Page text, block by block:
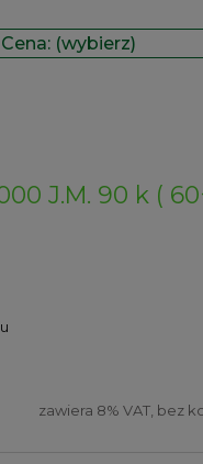
Cena: (wybierz)
J.M. 90 k (
zawiera 8% VAT, bez